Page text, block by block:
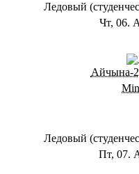
Ледовый
Чт, 06.
Айчына-2
Ледовый
Пт, 07.